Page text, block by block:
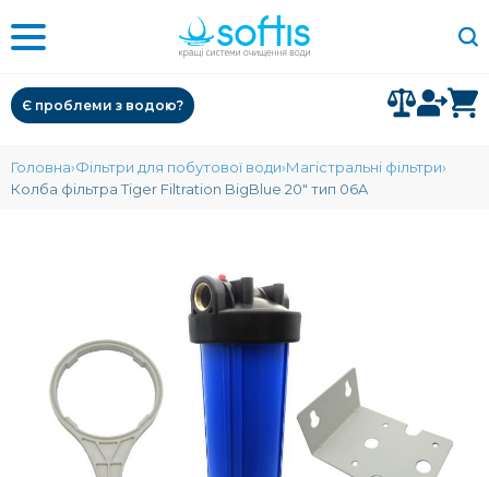
Є проблеми з водою?
Головна Фільтри для побутової води Магістральні фільтри
Колба фільтра Tiger Filtration BigBlue 20" тип 06A